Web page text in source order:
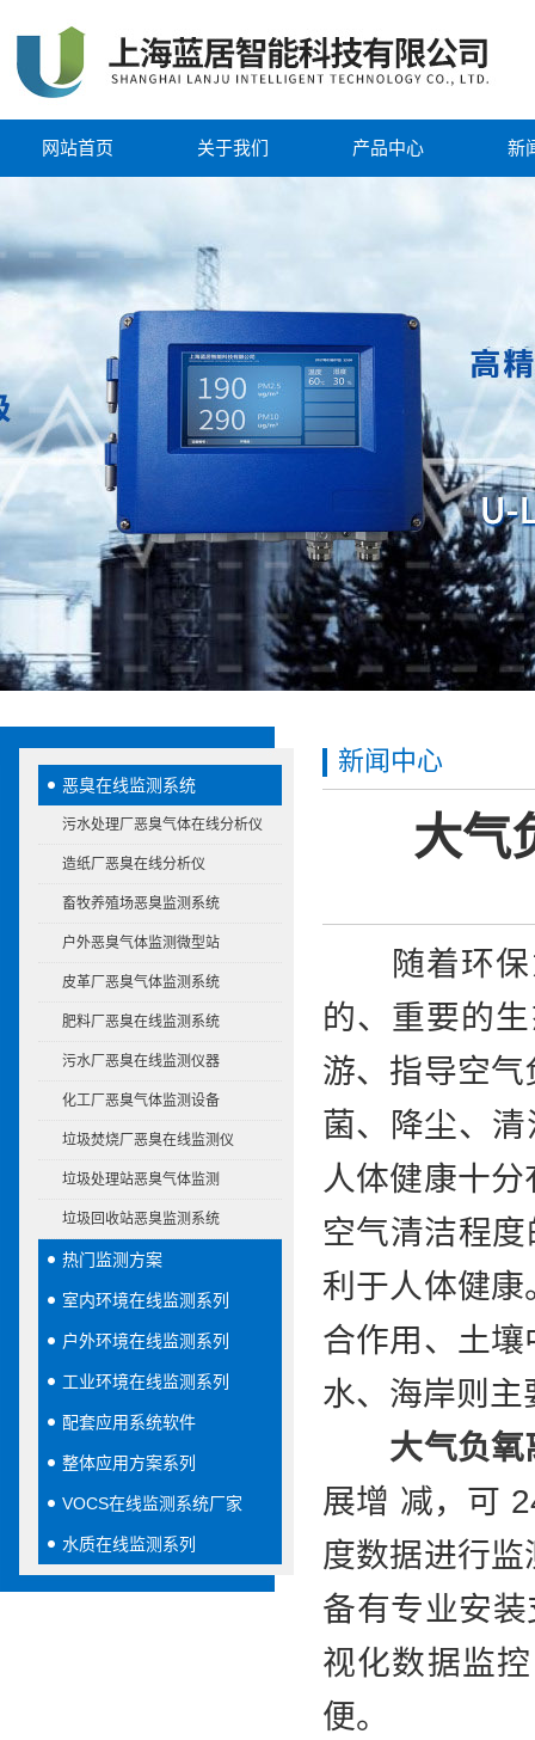
网站首页 关于我们 产品中心 新
恶臭在线监测系统
污水处理厂恶臭气体在线分析仪
造纸厂恶臭在线分析仪
畜牧养殖场恶臭监测系统
户外恶臭气体监测微型站
皮革厂恶臭气体监测系统
肥料厂恶臭在线监测系统
污水厂恶臭在线监测仪器
化工厂恶臭气体监测设备
垃圾焚烧厂恶臭在线监测仪
垃圾处理站恶臭气体监测
垃圾回收站恶臭监测系统
热门监测方案
室内环境在线监测系列
户外环境在线监测系列
工业环境在线监测系列
配套应用系统软件
整体应用方案系列
VOCS在线监测系统厂家
水质在线监测系列
新闻中心
大气
随着环保意
的、重要的
游、指导空
菌、降尘、
人体健康十
空气清洁程
利于人体健
合作用、土
水、海岸则
大气负氧
展增 减，可
度数据进行
备有专业安
视化数据监
便。